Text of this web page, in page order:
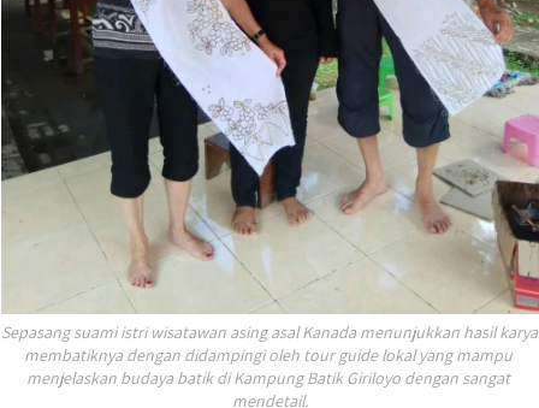
Sepasang suami istri wisatawan asing asal Kanada menunjukkan hasil karya
membatiknya dengan didampingi oleh tour guide lokal yang mampu
menjelaskan budaya batik di Kampung Batik Giriloyo dengan sangat
mendetail.